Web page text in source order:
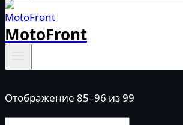
MotoFront
Отображение 85–96 из 99